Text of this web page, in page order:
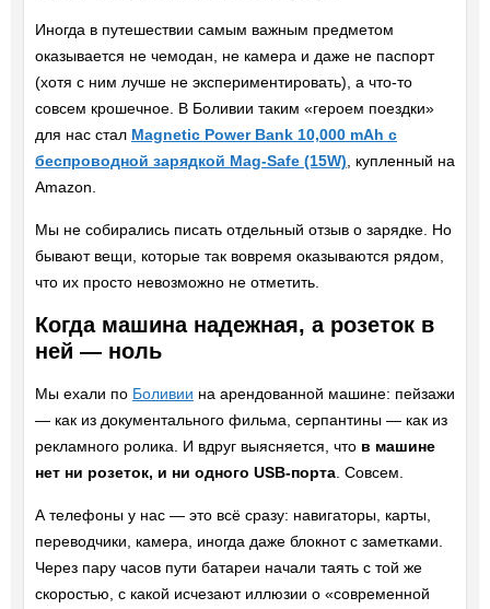
Иногда в путешествии самым важным предметом
оказывается не чемодан, не камера и даже не паспорт
(хотя с ним лучше не экспериментировать), а что-то
совсем крошечное. В Боливии таким «героем поездки»
для нас стал Magnetic Power Bank 10,000 mAh с
беспроводной зарядкой Mag-Safe (15W) , купленный на
Amazon.
Мы не собирались писать отдельный отзыв о зарядке. Но
бывают вещи, которые так вовремя оказываются рядом,
что их просто невозможно не отметить.
Когда машина надежная, а розеток в
ней — ноль
Мы ехали по Боливии на арендованной машине: пейзажи
— как из документального фильма, серпантины — как из
рекламного ролика. И вдруг выясняется, что в машине
нет ни розеток, и ни одного USB-порта. Совсем.
А телефоны у нас — это всё сразу: навигаторы, карты,
переводчики, камера, иногда даже блокнот с заметками.
Через пару часов пути батареи начали таять с той же
скоростью, с какой исчезают иллюзии о «современной